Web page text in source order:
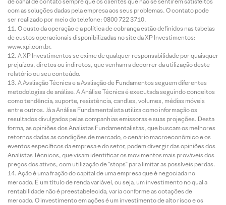
com as soluções dadas pela empresa aos seus problemas. O contato pode
ser realizado por meio do telefone: 0800 722 3710.
O custo da operação e a política de cobrança estão definidos nas tabelas
de custos operacionais disponibilizadas no site da XP Investimentos:
www.xpi.com.br.
A XP Investimentos se exime de qualquer responsabilidade por quaisquer
prejuízos, diretos ou indiretos, que venham a decorrer da utilização deste
relatório ou seu conteúdo.
A Avaliação Técnica e a Avaliação de Fundamentos seguem diferentes
metodologias de análise. A Análise Técnica é executada seguindo conceitos
como tendência, suporte, resistência, candles, volumes, médias móveis
entre outros. Já a Análise Fundamentalista utiliza como informação os
resultados divulgados pelas companhias emissoras e suas projeções. Desta
forma, as opiniões dos Analistas Fundamentalistas, que buscam os melhores
retornos dadas as condições de mercado, o cenário macroeconômico e os
eventos específicos da empresa e do setor, podem divergir das opiniões dos
Analistas Técnicos, que visam identificar os movimentos mais prováveis dos
preços dos ativos, com utilização de “stops” para limitar as possíveis perdas.
Ação é uma fração do capital de uma empresa que é negociada no
mercado. É um título de renda variável, ou seja, um investimento no qual a
rentabilidade não é preestabelecida, varia conforme as cotações de
mercado. O investimento em ações é um investimento de alto risco e os